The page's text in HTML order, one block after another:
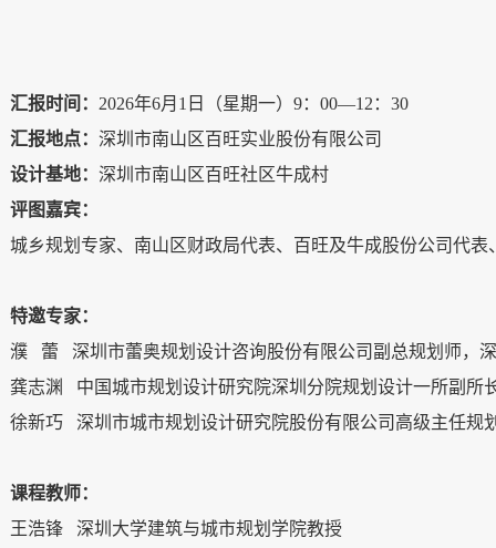
汇报时间： 2026年6月1日（星期一）9：00—12：30
汇报地点： 深圳市南山区百旺实业股份有限公司
设计基地： 深圳市南山区百旺社区牛成村
评图嘉宾：
城乡规划专家、南山区财政局代表、百旺及牛成股份公司代表
特邀专家：
濮
蕾 深圳市蕾奥规划设计咨询股份有限公司副总规划师，
龚志渊 中国城市规划设计研究院深圳分院规划设计一所副所
徐新巧 深圳市城市规划设计研究院股份有限公司高级主任规
课程教师：
王浩锋
深圳大学建筑与城市规划学院教授